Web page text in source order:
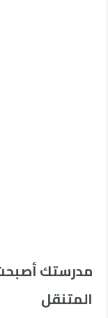
مدرستك
المتنقل